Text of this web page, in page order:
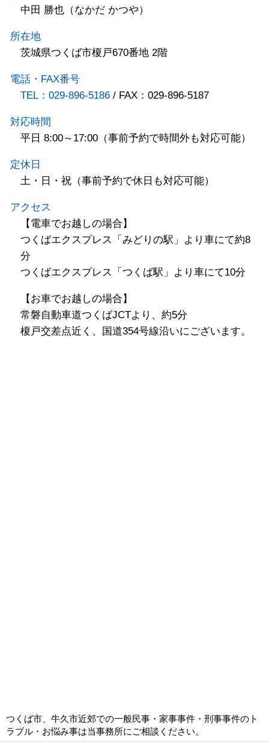
中田 勝也（なかだ かつや）
所在地
茨城県つくば市榎戸670番地 2階
電話・FAX番号
TEL：029-896-5186 / FAX：029-896-5187
対応時間
平日 8:00～17:00（事前予約で時間外も対応可能）
定休日
土・日・祝（事前予約で休日も対応可能）
アクセス
【電車でお越しの場合】
つくばエクスプレス「みどりの駅」より車にて約8
分
つくばエクスプレス「つくば駅」より車にて10分
【お車でお越しの場合】
常磐自動車道つくばJCTより、約5分
榎戸交差点近く、国道354号線沿いにございます。
つくば市、牛久市近郊での一般民事・家事事件・刑事事件のト
ラブル・お悩み事は当事務所にご相談ください。